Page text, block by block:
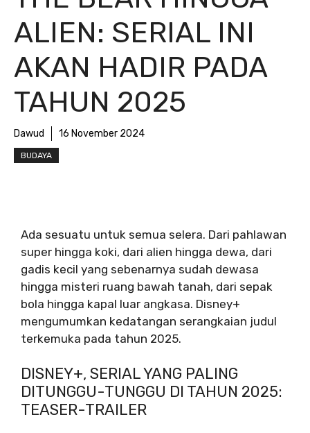
ALIEN: SERIAL INI
AKAN HADIR PADA
TAHUN 2025
Dawud 16 November 2024
BUDAYA
Ada sesuatu untuk semua selera. Dari pahlawan
super hingga koki, dari alien hingga dewa, dari
gadis kecil yang sebenarnya sudah dewasa
hingga misteri ruang bawah tanah, dari sepak
bola hingga kapal luar angkasa. Disney+
mengumumkan kedatangan serangkaian judul
terkemuka pada tahun 2025.
DISNEY+, SERIAL YANG PALING
DITUNGGU-TUNGGU DI TAHUN 2025:
TEASER-TRAILER